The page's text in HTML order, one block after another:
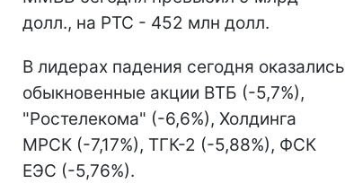
долл., на РТС - 452 млн долл.
В лидерах падения сегодня оказались
обыкновенные акции ВТБ (-5,7%),
"Ростелекома" (-6,6%), Холдинга
МРСК (-7,17%), ТГК-2 (-5,88%), ФСК
ЕЭС (-5,76%).